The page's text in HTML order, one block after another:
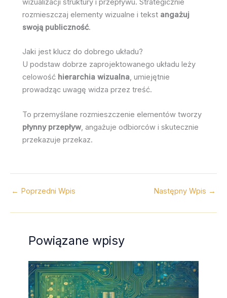
wizualizacji struktury i przepływu. Strategicznie
rozmieszczaj elementy wizualne i tekst angażuj
swoją publiczność.
Jaki jest klucz do dobrego układu?
U podstaw dobrze zaprojektowanego układu leży
celowość hierarchia wizualna, umiejętnie
prowadząc uwagę widza przez treść.
To przemyślane rozmieszczenie elementów tworzy
płynny przepływ, angażuje odbiorców i skutecznie
przekazuje przekaz.
← Poprzedni Wpis Następny Wpis →
Powiązane wpisy